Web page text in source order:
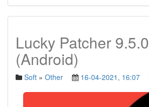
Lucky Patcher 9.5.0
(Android)
Soft » Other 16-04-2021, 16:07